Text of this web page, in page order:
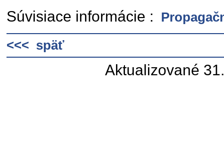
Súvisiace informácie :
<<< späť
Aktualizované